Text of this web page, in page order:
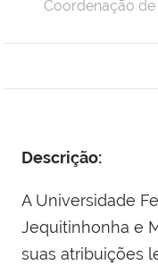
Coordenação
Descrição:
A Universidade
Jequitinhonha e
suas atribuições